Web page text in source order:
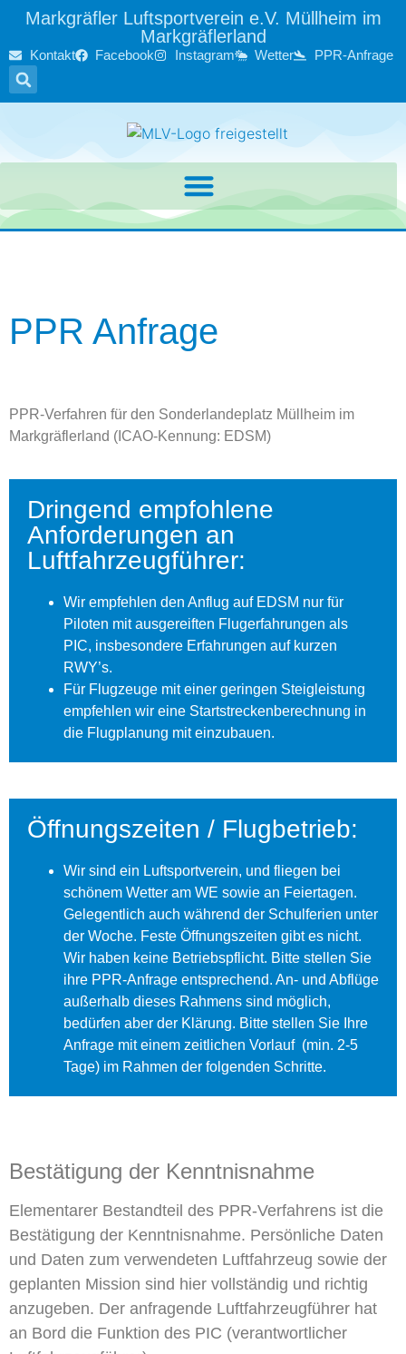
Markgräfler Luftsportverein e.V. Müllheim im
Markgräflerland
Kontakt Facebook Instagram Wetter PPR-Anfrage
PPR Anfrage
PPR-Verfahren für den Sonderlandeplatz Müllheim im
Markgräflerland (ICAO-Kennung: EDSM)
Dringend empfohlene
Anforderungen an
Luftfahrzeugführer:
Wir empfehlen den Anflug auf EDSM nur für
Piloten mit ausgereiften Flugerfahrungen als
PIC, insbesondere Erfahrungen auf kurzen
RWY’s.
Für Flugzeuge mit einer geringen Steigleistung
empfehlen wir eine Startstreckenberechnung in
die Flugplanung mit einzubauen.
Öffnungszeiten / Flugbetrieb:
Wir sind ein Luftsportverein, und fliegen bei
schönem Wetter am WE sowie an Feiertagen.
Gelegentlich auch während der Schulferien unter
der Woche. Feste Öffnungszeiten gibt es nicht.
Wir haben keine Betriebspflicht. Bitte stellen Sie
ihre PPR-Anfrage entsprechend. An- und Abflüge
außerhalb dieses Rahmens sind möglich,
bedürfen aber der Klärung. Bitte stellen Sie Ihre
Anfrage mit einem zeitlichen Vorlauf (min. 2-5
Tage) im Rahmen der folgenden Schritte.
Bestätigung der Kenntnisnahme
Elementarer Bestandteil des PPR-Verfahrens ist die
Bestätigung der Kenntnisnahme. Persönliche Daten
und Daten zum verwendeten Luftfahrzeug sowie der
geplanten Mission sind hier vollständig und richtig
anzugeben. Der anfragende Luftfahrzeugführer hat
an Bord die Funktion des PIC (verantwortlicher